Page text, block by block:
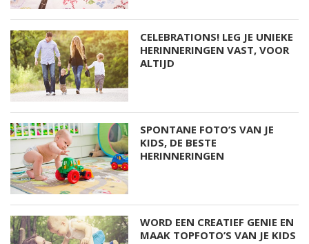
CELEBRATIONS! LEG JE UNIEKE
HERINNERINGEN VAST, VOOR
ALTIJD
SPONTANE FOTO’S VAN JE
KIDS, DE BESTE
HERINNERINGEN
WORD EEN CREATIEF GENIE EN
MAAK TOPFOTO’S VAN JE KIDS